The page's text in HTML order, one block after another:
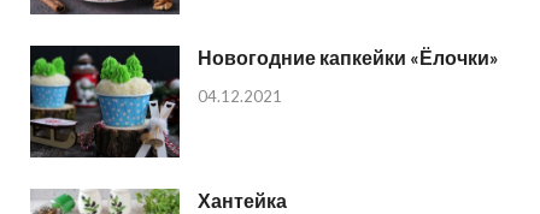
Новогодние капкейки «Ёлочки»
04.12.2021
Хантейка